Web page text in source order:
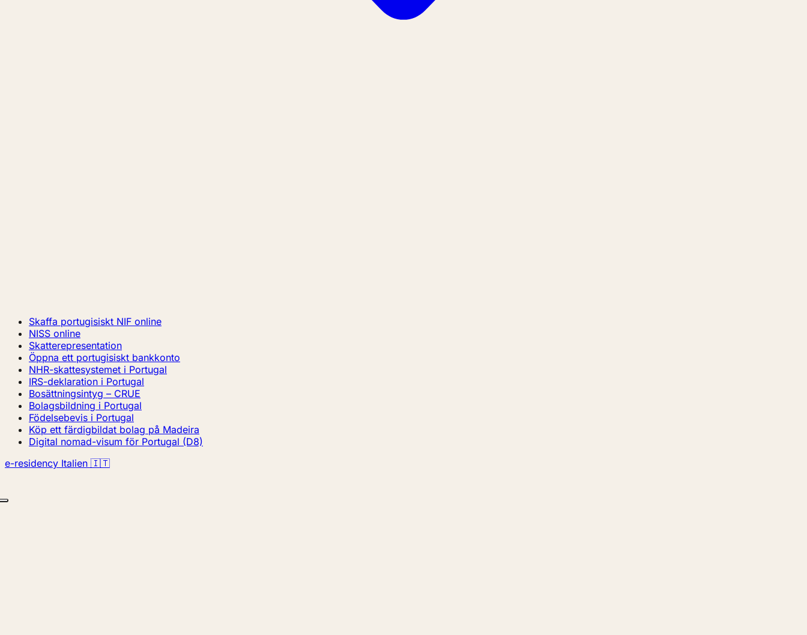
Skaffa portugisiskt NIF online
NISS online
Skatterepresentation
Öppna ett portugisiskt bankkonto
NHR-skattesystemet i Portugal
IRS-deklaration i Portugal
Bosättningsintyg – CRUE
Bolagsbildning i Portugal
Födelsebevis i Portugal
Köp ett färdigbildat bolag på Madeira
Digital nomad-visum för Portugal (D8)
e-residency Italien 🇮🇹